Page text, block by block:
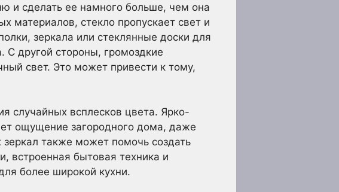
и сделать ее намного больше, чем она
материалов, стекло пропускает свет и
зеркала или стеклянные доски для
С другой стороны, громоздкие
свет. Это может привести к тому,
случайных всплесков цвета. Ярко-
ощущение загородного дома, даже
также может помочь создать
встроенная бытовая техника и
более широкой кухни.